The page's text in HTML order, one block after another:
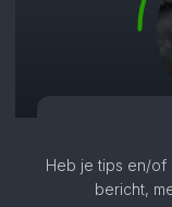
Heb je tips en/of
bericht,